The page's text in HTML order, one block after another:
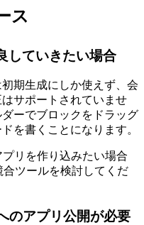
ス
していきたい場合
期生成にしか使えず、会
サポートされていませ
ーでブロックをドラッグ
を書くことになります。
リを作り込みたい場合
合ツールを検討してくだ
のアプリ公開が必要